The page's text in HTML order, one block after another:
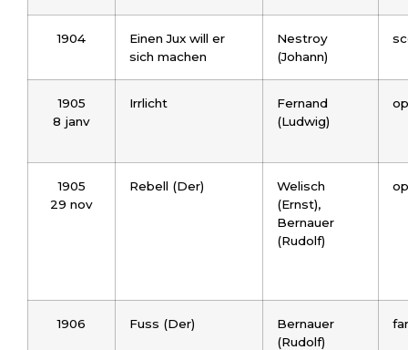
1904
Einen Jux will er
sich machen
Nestroy
(Johann)
1905
8 janv
Irrlicht
Fernand
(Ludwig)
1905
29 nov
Rebell (Der)
Welisch
(Ernst),
Bernauer
(Rudolf)
1906 Fuss (Der)
Bernauer
(Rudolf)